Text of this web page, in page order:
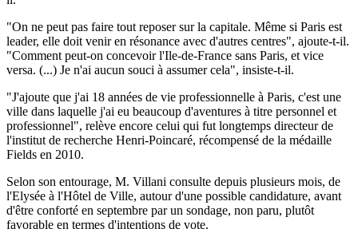
"On ne peut pas faire tout reposer sur la capitale. Même si Paris est
leader, elle doit venir en résonance avec d'autres centres", ajoute-t-il.
"Comment peut-on concevoir l'Ile-de-France sans Paris, et vice
versa. (...) Je n'ai aucun souci à assumer cela", insiste-t-il.
"J'ajoute que j'ai 18 années de vie professionnelle à Paris, c'est une
ville dans laquelle j'ai eu beaucoup d'aventures à titre personnel et
professionnel", relève encore celui qui fut longtemps directeur de
l'institut de recherche Henri-Poincaré, récompensé de la médaille
Fields en 2010.
Selon son entourage, M. Villani consulte depuis plusieurs mois, de
l'Elysée à l'Hôtel de Ville, autour d'une possible candidature, avant
d'être conforté en septembre par un sondage, non paru, plutôt
favorable en termes d'intentions de vote.